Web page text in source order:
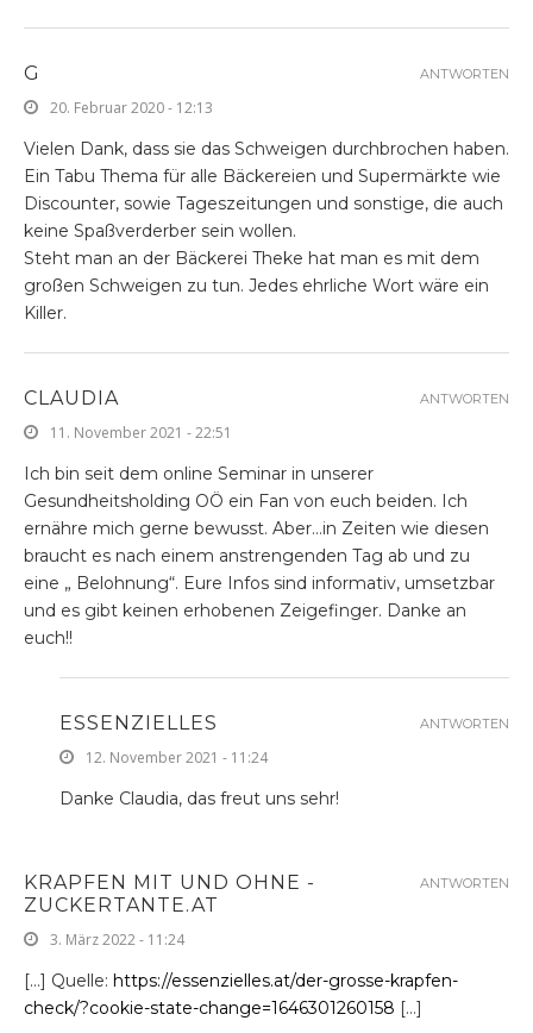
G
20. Februar 2020 - 12:13
Vielen Dank, dass sie das Schweigen durchbrochen haben.
Ein Tabu Thema für alle Bäckereien und Supermärkte wie
Discounter, sowie Tageszeitungen und sonstige, die auch
keine Spaßverderber sein wollen.
Steht man an der Bäckerei Theke hat man es mit dem
großen Schweigen zu tun. Jedes ehrliche Wort wäre ein
Killer.
ANTWORTEN
CLAUDIA
11. November 2021 - 22:51
Ich bin seit dem online Seminar in unserer
Gesundheitsholding OÖ ein Fan von euch beiden. Ich
ernähre mich gerne bewusst. Aber…in Zeiten wie diesen
braucht es nach einem anstrengenden Tag ab und zu
eine „ Belohnung“. Eure Infos sind informativ, umsetzbar
und es gibt keinen erhobenen Zeigefinger. Danke an
euch!!
ANTWORTEN
ESSENZIELLES
12. November 2021 - 11:24
Danke Claudia, das freut uns sehr!
ANTWORTEN
KRAPFEN MIT UND OHNE -
ZUCKERTANTE.AT
3. März 2022 - 11:24
[…] Quelle: https://essenzielles.at/der-grosse-krapfen-
check/?cookie-state-change=1646301260158 […]
ANTWORTEN